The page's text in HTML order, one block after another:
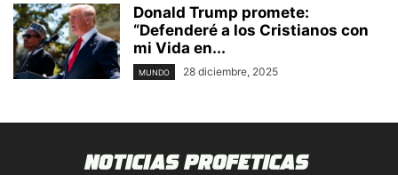
Donald Trump promete:
“Defenderé a los Cristianos con
mi Vida en...
MUNDO 28 diciembre, 2025